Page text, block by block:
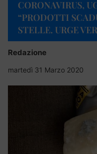
CORONAVIRUS,
“PRODOTTI
STELLE. URGE
Redazione
martedì 31 Marzo 2020